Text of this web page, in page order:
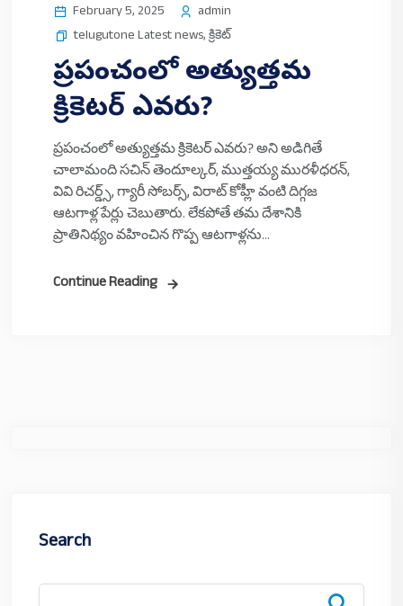
February 5, 2025
admin
telugutone Latest news,క్రికెట్
ప్రపంచంలో అత్యుత్తమ
క్రికెటర్ ఎవరు?
ప్రపంచంలో అత్యుత్తమ క్రికెటర్ ఎవరు? అని అడిగితే
చాలామంది సచిన్‌ తెందూల్కర్, ముత్తయ్య మురళీధరన్,
వివి రిచర్డ్స్‌, గ్యారీ సోబర్స్‌, విరాట్ కోహ్లీ వంటి దిగ్గజ
ఆటగాళ్ల పేర్లు చెబుతారు. లేకపోతే తమ దేశానికి
ప్రాతినిథ్యం వహించిన గొప్ప ఆటగాళ్లను...
Continue Reading
Search